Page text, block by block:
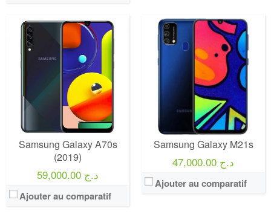
Samsung Galaxy A70s
(2019)
59,000.00 د.ج
Ajouter au comparatif
Samsung Galaxy M21s
47,000.00 د.ج
Ajouter au comparatif